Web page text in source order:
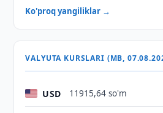
Ko'proq yangiliklar →
VALYUTA KURSLARI (MB,
USD 11915,64 so'm